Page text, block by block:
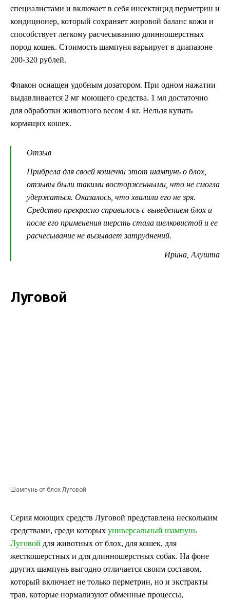
специалистами и включает в себя инсектицид перметрин и
кондиционер, который сохраняет жировой баланс кожи и
способствует легкому расчесыванию длинношерстных
пород кошек. Стоимость шампуня варьирует в диапазоне
200-320 рублей.
Флакон оснащен удобным дозатором. При одном нажатии
выдавливается 2 мг моющего средства. 1 мл достаточно
для обработки животного весом 4 кг. Нельзя купать
кормящих кошек.
Отзыв
Прибрела для своей кошечки этот шампунь о блох,
отзывы были такими восторженными, что не смогла
удержаться. Оказалось, что хвалили его не зря.
Средство прекрасно справилось с выведением блох и
после его применения шерсть стала шелковистой и ее
расчесывание не вызывает затруднений.
Ирина, Алушта
Луговой
Шампунь от блох Луговой
Серия моющих средств Луговой представлена нескольким
средствами, среди которых универсальный шампунь
Луговой для животных от блох, для кошек, для
жесткошерстных и для длинношерстных собак. На фоне
других шампунь выгодно отличается своим составом,
который включает не только перметрин, но и экстракты
трав, которые нормализуют обменные процессы,